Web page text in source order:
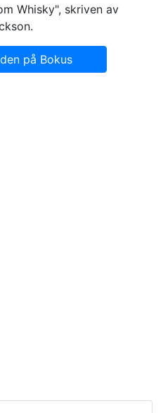
Whisky", skriven av
på Bokus